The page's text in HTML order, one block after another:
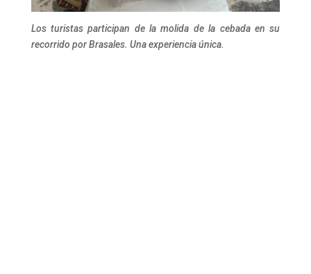
Los turistas participan de la molida de la cebada en su
recorrido por Brasales. Una experiencia única.